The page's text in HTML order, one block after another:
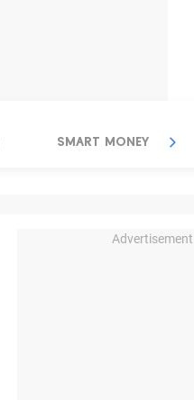
SMART MONEY
Advertisement